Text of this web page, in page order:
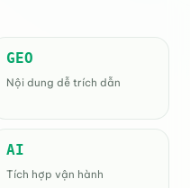
GEO
Nội dung dễ trích dẫn
AI
Tích hợp vận hành